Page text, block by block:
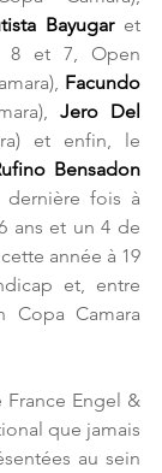
Bayugar et
8 et 7, Open
Facundo
Jero Del
et enfin, le
Bensadon
fois à
ans et un 4 de
année à 19
et, entre
Copa Camara
France Engel &
que jamais
au sein